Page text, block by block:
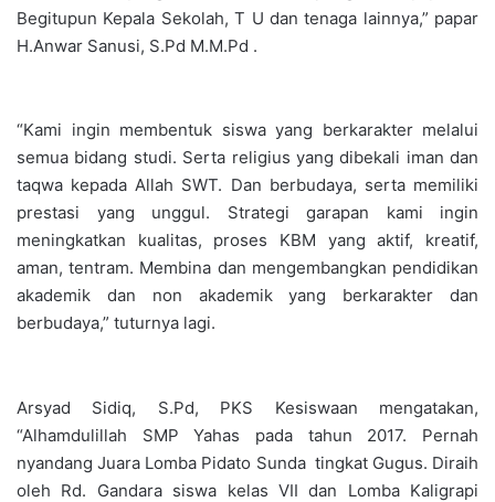
Begitupun Kepala Sekolah, T U dan tenaga lainnya,” papar
H.Anwar Sanusi, S.Pd M.M.Pd .
“Kami ingin membentuk siswa yang berkarakter melalui
semua bidang studi. Serta religius yang dibekali iman dan
taqwa kepada Allah SWT. Dan berbudaya, serta memiliki
prestasi yang unggul. Strategi garapan kami ingin
meningkatkan kualitas, proses KBM yang aktif, kreatif,
aman, tentram. Membina dan mengembangkan pendidikan
akademik dan non akademik yang berkarakter dan
berbudaya,” tuturnya lagi.
Arsyad Sidiq, S.Pd, PKS Kesiswaan mengatakan,
“Alhamdulillah SMP Yahas pada tahun 2017. Pernah
nyandang Juara Lomba Pidato Sunda tingkat Gugus. Diraih
oleh Rd. Gandara siswa kelas VII dan Lomba Kaligrapi